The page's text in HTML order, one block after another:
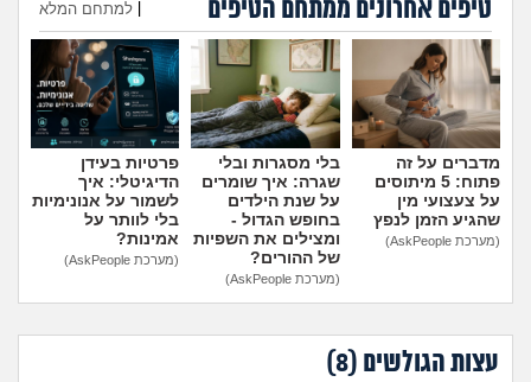
מה שעובר עליי
שומרים על הגוף
פיננסי וכלכלה
בין הסדינים
חיות מחמד
טיפים אחרונים ממתחם הטיפים למתחם המלא
הוספת טיפ
מדברים על זה
פתוח: 5 מיתוסים
על צעצועי מין
שהגיע הזמן לנפץ
(מערכת AskPeople)
בלי מסגרות ובלי
שגרה: איך שומרים
על שנת הילדים
בחופש הגדול -
ומצילים את השפיות
של ההורים?
(מערכת AskPeople)
פרטיות בעידן
הדיגיטלי: איך
לשמור על אנונימיות
בלי לוותר על
אמינות?
(מערכת AskPeople)
עצות הגולשים (8
)